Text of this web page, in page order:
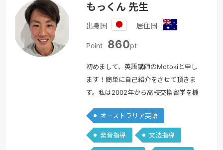
もっくん 先生
出身国
本
居住国
ト
ラ
リ
Point 860pt
初めまして、英語講師のMotokiと申し
ます！簡単に自己紹介をさせて頂きま
す。私は2002年から高校交換留学を機
始め今年で21年目になります。
年7月1日からレッスン受講ポイントが
オーストラリア英語
発音指導 文法指導